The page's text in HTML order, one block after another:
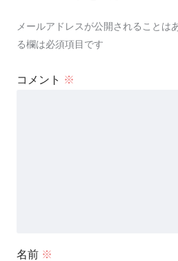
メールアドレスが公開されることは
る欄は必須項目です
コメント ※
名前 ※